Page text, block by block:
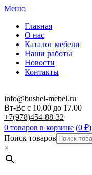
Меню
Главная
О нас
Каталог мебели
Наши работы
Новости
Контакты
info@bushel-mebel.ru
Вт-Вс c 10.00 до 17.00
+7(978)454-88-32
0 товаров в корзине (0 ₽)
Поиск товаров
×